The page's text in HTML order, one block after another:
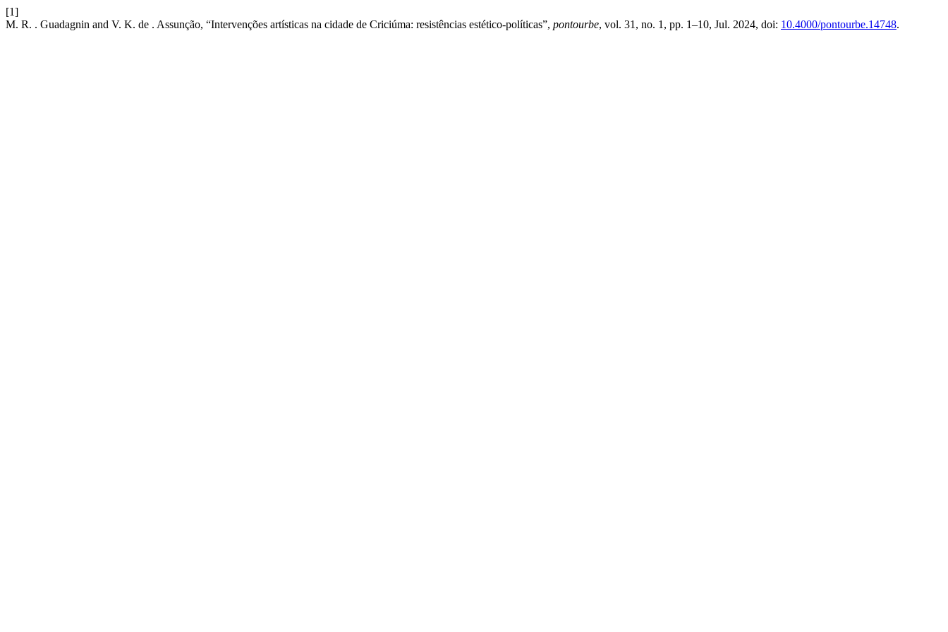
[1]
M. R. . Guadagnin and V. K. de . Assunção, “Intervenções artísticas na cidade de Criciúma: resistências estético-políticas”, pontourbe, vol. 31, no. 1, pp. 1–10, Jul. 2024, doi: 10.4000/pontourbe.14748.